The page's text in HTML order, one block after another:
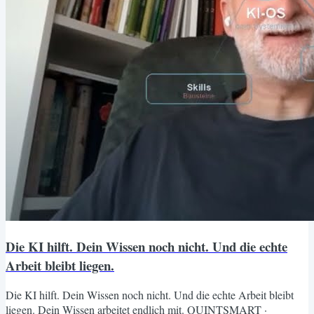
Die KI hilft. Dein Wissen noch nicht. Und die echte
Arbeit bleibt liegen.
Die KI hilft. Dein Wissen noch nicht. Und die echte Arbeit bleibt
liegen. Dein Wissen arbeitet endlich mit. QUINTSMART ·